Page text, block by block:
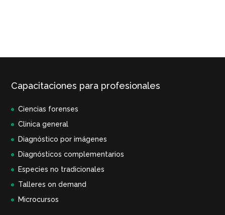
Capacitaciones para profesionales
Ciencias forenses
Clinica general
Diagnóstico por imágenes
Diagnósticos complementarios
Especies no tradicionales
Talleres on demand
Microcursos